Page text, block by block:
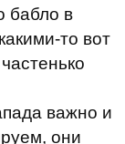
бабло в
то вот
важно и
они